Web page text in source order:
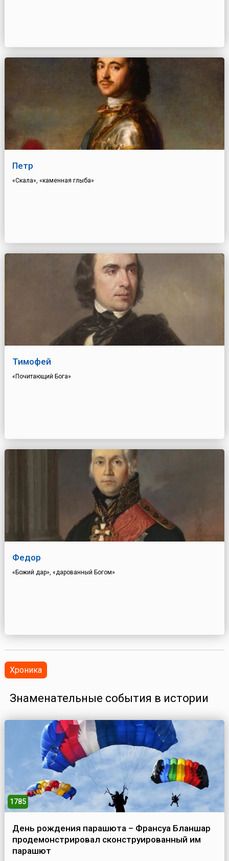
Петр
«Скала», «каменная глыба»
Тимофей
«Почитающий Бога»
Федор
«Божий дар», «дарованный Богом»
Хроника
Знаменательные события в истории
1785
День рождения парашюта – Франсуа Бланшар
продемонстрировал сконструированный им
парашют